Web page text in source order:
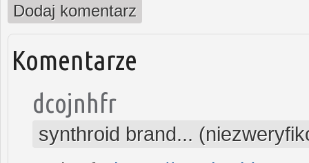
Dodaj komentarz
Komentarze
dcojnhfr
synthroid brand...